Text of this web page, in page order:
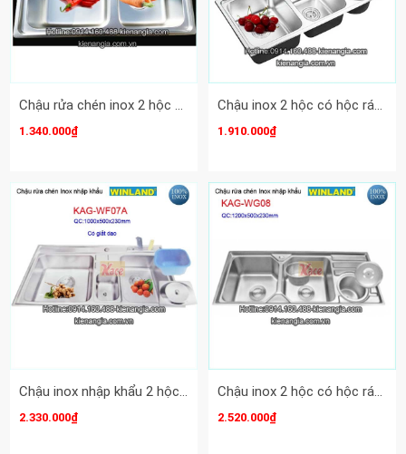
Chậu rửa chén inox 2 hộc 73x44 cm Winland KAG-WE06
1.340.000₫
Chậu inox 2 hộc có hộc rác 92X45 cm Winland KAG-WG03A
1.910.000₫
Chậu inox nhập khẩu 2 hộc có hộc rác 100X50 cm Winland KAG-WF07A
2.330.000₫
Chậu inox 2 hộc có hộc rác 120x50 cm Winland KAG-WG08
2.520.000₫